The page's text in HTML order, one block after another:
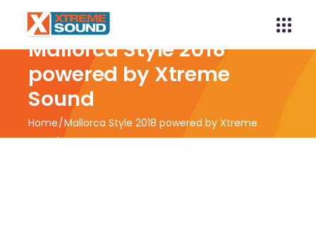
Mallorca Style 2018
powered by Xtreme
Sound
Home Mallorca Style 2018 powered by Xtreme
Sound